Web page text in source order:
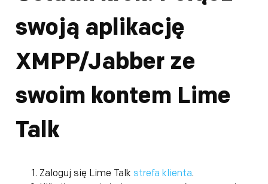
swoją aplikację
XMPP/Jabber ze
swoim kontem Lime
Talk
Zaloguj się Lime Talk strefa klienta.